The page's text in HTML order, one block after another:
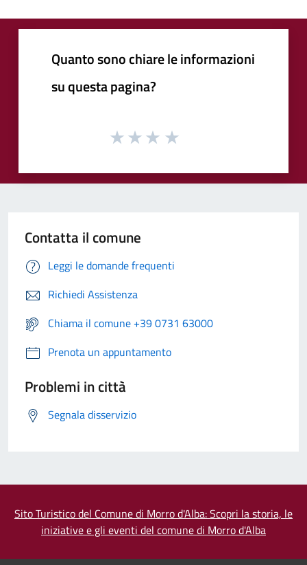
Quanto sono chiare le informazioni
su questa pagina?
Contatta il comune
Leggi le domande frequenti
Richiedi Assistenza
Chiama il comune +39 0731 63000
Prenota un appuntamento
Problemi in città
Segnala disservizio
Sito Turistico del Comune di Morro d'Alba: Scopri la storia, le
iniziative e gli eventi del comune di Morro d'Alba